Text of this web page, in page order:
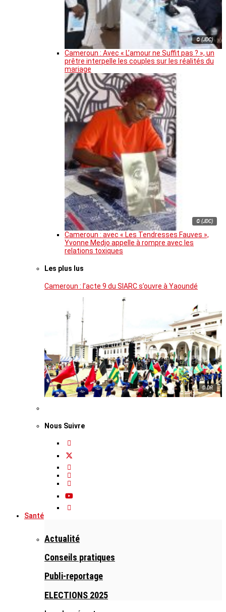
© (JDC)
Cameroun : Avec « L’amour ne Suffit pas ? », un
prêtre interpelle les couples sur les réalités du
mariage
© (JDC)
Cameroun : avec « Les Tendresses Fauves »,
Yvonne Medjo appelle à rompre avec les
relations toxiques
Les plus lus
Cameroun : l’acte 9 du SIARC s’ouvre à Yaoundé
© DR
Nous Suivre
Santé
Actualité
Conseils pratiques
Publi-reportage
ELECTIONS 2025